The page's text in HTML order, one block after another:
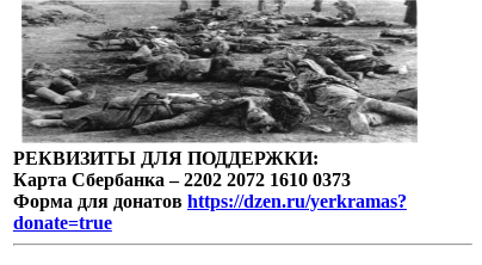
РЕКВИЗИТЫ ДЛЯ ПОДДЕРЖКИ:
Карта Сбербанка – 2202 2072 1610 0373
Форма для донатов https://dzen.ru/yerkramas?
donate=true